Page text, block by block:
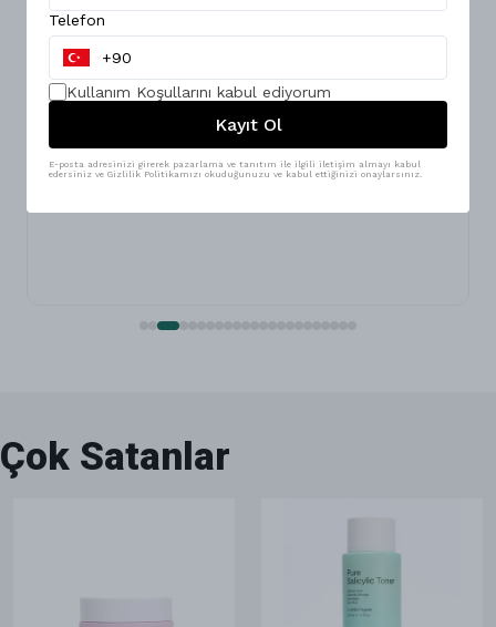
Çok Satanlar
Telefon
Kullanım Koşullarını kabul ediyorum
Kayıt Ol
E-posta adresinizi girerek pazarlama ve tanıtım ile ilgili iletişim almayı kabul
edersiniz ve Gizlilik Politikamızı okuduğunuzu ve kabul ettiğinizi onaylarsınız.